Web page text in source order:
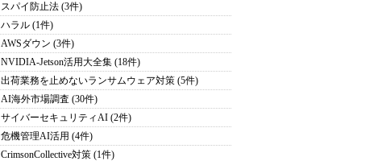
スパイ防止法 (3件)
ハラル (1件)
AWSダウン (3件)
NVIDIA-Jetson活用大全集 (18件)
出荷業務を止めないランサムウェア対策 (5件)
AI海外市場調査 (30件)
サイバーセキュリティAI (2件)
危機管理AI活用 (4件)
CrimsonCollective対策 (1件)